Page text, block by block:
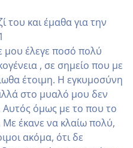
του και έμαθα για την
μου έλεγε ποσό πολύ
, σε σημείο που με
έτοιμη. Η εγκυμοσύνη
στο μυαλό μου δεν
όμως με το που το
έκανε να κλαίω πολύ,
ακόμα, ότι δε